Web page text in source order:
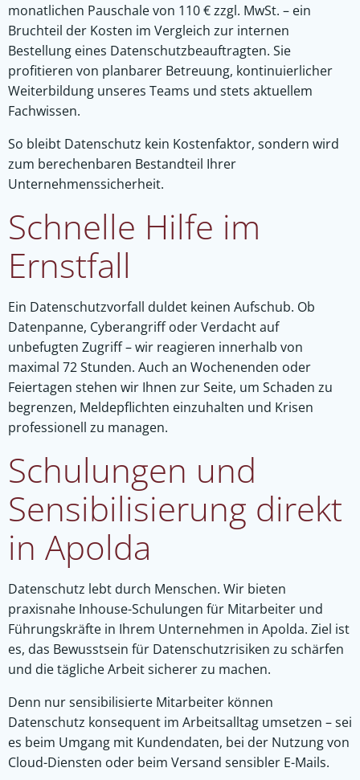
monatlichen Pauschale von 110 € zzgl. MwSt. – ein
Bruchteil der Kosten im Vergleich zur internen
Bestellung eines Datenschutzbeauftragten. Sie
profitieren von planbarer Betreuung, kontinuierlicher
Weiterbildung unseres Teams und stets aktuellem
Fachwissen.
So bleibt Datenschutz kein Kostenfaktor, sondern wird
zum berechenbaren Bestandteil Ihrer
Unternehmenssicherheit.
Schnelle Hilfe im
Ernstfall
Ein Datenschutzvorfall duldet keinen Aufschub. Ob
Datenpanne, Cyberangriff oder Verdacht auf
unbefugten Zugriff – wir reagieren innerhalb von
maximal 72 Stunden. Auch an Wochenenden oder
Feiertagen stehen wir Ihnen zur Seite, um Schaden zu
begrenzen, Meldepflichten einzuhalten und Krisen
professionell zu managen.
Schulungen und
Sensibilisierung direkt
in Apolda
Datenschutz lebt durch Menschen. Wir bieten
praxisnahe Inhouse-Schulungen für Mitarbeiter und
Führungskräfte in Ihrem Unternehmen in Apolda. Ziel ist
es, das Bewusstsein für Datenschutzrisiken zu schärfen
und die tägliche Arbeit sicherer zu machen.
Denn nur sensibilisierte Mitarbeiter können
Datenschutz konsequent im Arbeitsalltag umsetzen – sei
es beim Umgang mit Kundendaten, bei der Nutzung von
Cloud-Diensten oder beim Versand sensibler E-Mails.